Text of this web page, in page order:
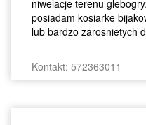
niwelacje terenu
posiadam kosiarke
lub bardzo zarosnietych
Kontakt: 572363011